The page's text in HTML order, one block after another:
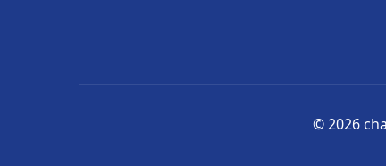
© 2026